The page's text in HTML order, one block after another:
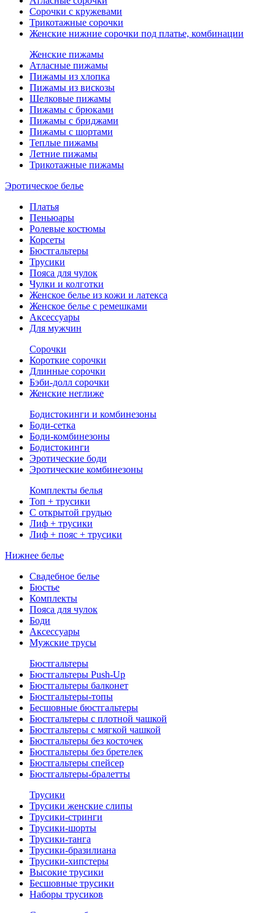
Сорочки с кружевами
Трикотажные сорочки
Женские нижние сорочки под платье, комбинации
Женские пижамы
Атласные пижамы
Пижамы из хлопка
Пижамы из вискозы
Шелковые пижамы
Пижамы с брюками
Пижамы с бриджами
Пижамы с шортами
Теплые пижамы
Летние пижамы
Трикотажные пижамы
Эротическое белье
Платья
Пеньюары
Ролевые костюмы
Корсеты
Бюстгальтеры
Трусики
Пояса для чулок
Чулки и колготки
Женское белье из кожи и латекса
Женское белье с ремешками
Аксессуары
Для мужчин
Сорочки
Короткие сорочки
Длинные сорочки
Бэби-долл сорочки
Женские неглиже
Бодистокинги и комбинезоны
Боди-сетка
Боди-комбинезоны
Бодистокинги
Эротические боди
Эротические комбинезоны
Комплекты белья
Топ + трусики
С открытой грудью
Лиф + трусики
Лиф + пояс + трусики
Нижнее белье
Свадебное белье
Бюстье
Комплекты
Пояса для чулок
Боди
Аксессуары
Мужские трусы
Бюстгальтеры
Бюстгальтеры Push-Up
Бюстгальтеры балконет
Бюстгальтеры-топы
Бесшовные бюстгальтеры
Бюстгальтеры с плотной чашкой
Бюстгальтеры с мягкой чашкой
Бюстгальтеры без косточек
Бюстгальтеры без бретелек
Бюстгальтеры спейсер
Бюстгальтеры-бралетты
Трусики
Трусики женские слипы
Трусики-стринги
Трусики-шорты
Трусики-танга
Трусики-бразилиана
Трусики-хипстеры
Высокие трусики
Бесшовные трусики
Наборы трусиков